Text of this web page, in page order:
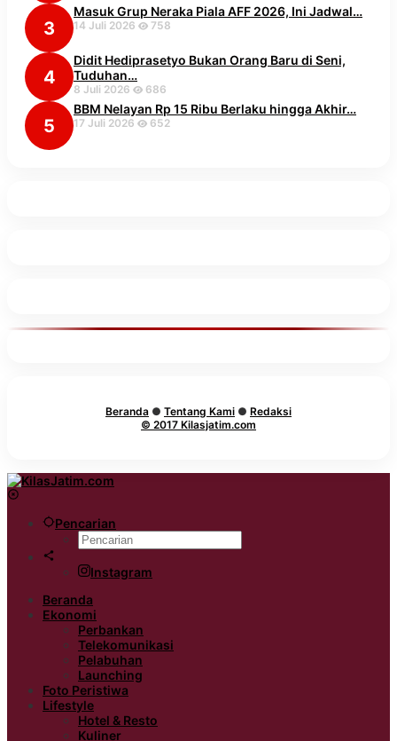
3
Masuk Grup Neraka Piala AFF 2026, Ini Jadwal…
14 Juli 2026 758
4
Didit Hediprasetyo Bukan Orang Baru di Seni,
Tuduhan…
8 Juli 2026 686
5
BBM Nelayan Rp 15 Ribu Berlaku hingga Akhir…
17 Juli 2026 652
Beranda ● Tentang Kami ● Redaksi
© 2017 Kilasjatim.com
Pencarian
Instagram
Beranda
Ekonomi
Perbankan
Telekomunikasi
Pelabuhan
Launching
Foto Peristiwa
Lifestyle
Hotel & Resto
Kuliner